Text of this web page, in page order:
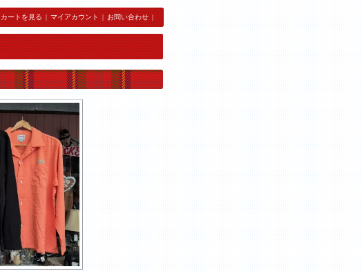
カートを見る | マイアカウント | お問い合わせ |